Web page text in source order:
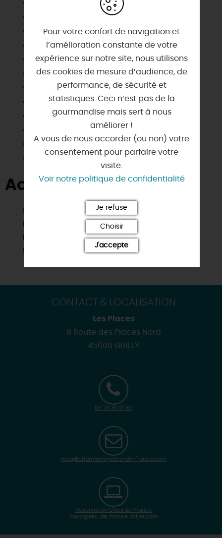
Draps et linges compris
Habitation indépendante
Jardin indépendant
Lave linge privatif
Matériel enfant
Micro-ondes
Parking
Plain Pied
Salle d'eau privée
Télévision
Activités à proximité
Golf
Nautisme
Pêche
Sites de visites
CONTACT & LOCALISATION
Les Places
8 Route des Places Nord
45600 GUILLY
09 78 35 01 65
resa@chambres-gites-de-france.com
Réservation Gîtes de France
www.gites-de-france-loiret.com
Pour votre confort de navigation et
l’amélioration constante de votre
expérience sur notre site, nous utilisons
des cookies de mesure d’audience, de
performance, de sécurité et
statistiques. Ceci n’est pas de la
gourmandise mais sert à nous
améliorer !
A vous de nous accorder (ou non) votre
consentement pour parfaire votre
visite.
Voir notre politique de confidentialité
Je refuse
Choisir
J'accepte